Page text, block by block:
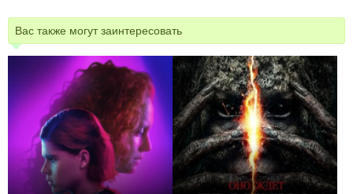
Вас также могут заинтересовать